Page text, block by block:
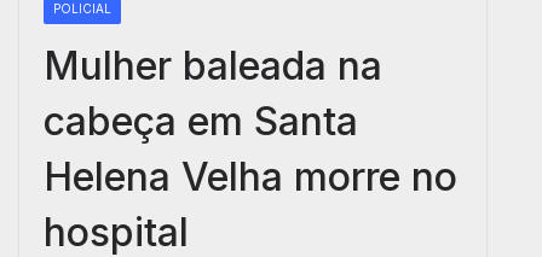
POLICIAL
Mulher baleada na
cabeça em Santa
Helena Velha morre no
hospital